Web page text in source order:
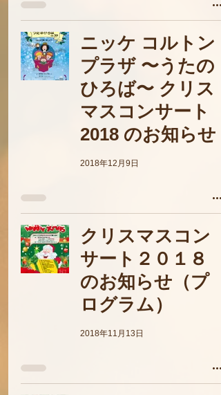
ニッケ コルトン
プラザ 〜うたの
ひろば〜 クリス
マスコンサート
2018 のお知らせ
2018年12月9日
クリスマスコン
サート２０１８
のお知らせ（プ
ログラム）
2018年11月13日